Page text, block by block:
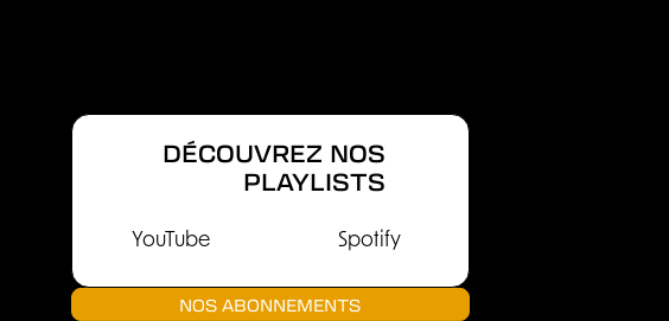
DÉCOUVREZ NOS
PLAYLISTS
YouTube Spotify
NOS ABONNEMENTS